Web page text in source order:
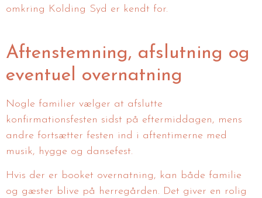
omkring Kolding Syd er kendt for.
Aftenstemning, afslutning og
eventuel overnatning
Nogle familier vælger at afslutte
konfirmationsfesten sidst på eftermiddagen, mens
andre fortsætter festen ind i aftentimerne med
musik, hygge og dansefest.
Hvis der er booket overnatning, kan både familie
og gæster blive på herregården. Det giver en rolig